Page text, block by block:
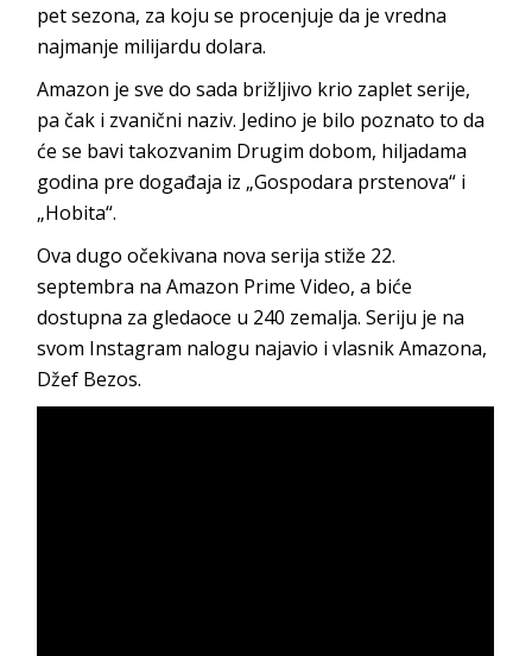
pet sezona, za koju se procenjuje da je vredna
najmanje milijardu dolara.
Amazon je sve do sada brižljivo krio zaplet serije,
pa čak i zvanični naziv. Jedino je bilo poznato to da
će se bavi takozvanim Drugim dobom, hiljadama
godina pre događaja iz „Gospodara prstenova“ i
„Hobita“.
Ova dugo očekivana nova serija stiže 22.
septembra na Amazon Prime Video, a biće
dostupna za gledaoce u 240 zemalja. Seriju je na
svom Instagram nalogu najavio i vlasnik Amazona,
Džef Bezos.